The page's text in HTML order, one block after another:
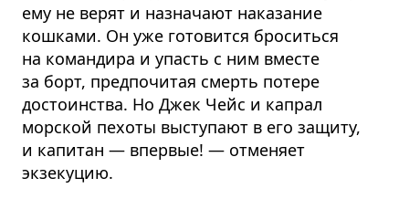
ему не верят и назначают наказание
кошками. Он уже готовится броситься
на командира и упасть с ним вместе
за борт, предпочитая смерть потере
достоинства. Но Джек Чейс и капрал
морской пехоты выступают в его защиту,
и капитан — впервые! — отменяет
экзекуцию.